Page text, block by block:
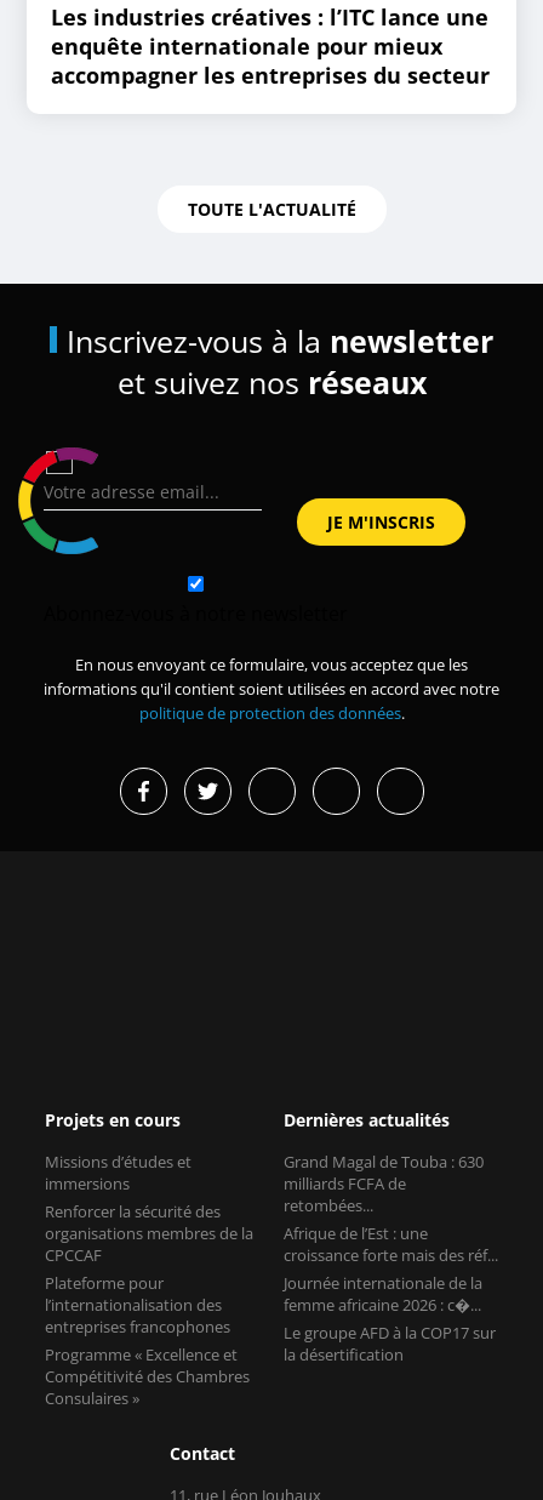
Les industries créatives : l’ITC lance une
enquête internationale pour mieux
accompagner les entreprises du secteur
TOUTE L'ACTUALITÉ
Inscrivez-vous à la newsletter
et suivez nos réseaux
En nous envoyant ce formulaire, vous acceptez que les
informations qu'il contient soient utilisées en accord avec notre
politique de protection des données.
CPCCAF
l’internationalisation des
entreprises francophones
Programme « Excellence et
Compétitivité des Chambres
Consulaires »
croissance forte mais des réf...
femme africaine 2026 : c�...
Le groupe AFD à la COP17 sur
Contact
11, rue Léon Jouhaux
75010 Paris
Mail : cpccaf@cci-paris-idf.fr